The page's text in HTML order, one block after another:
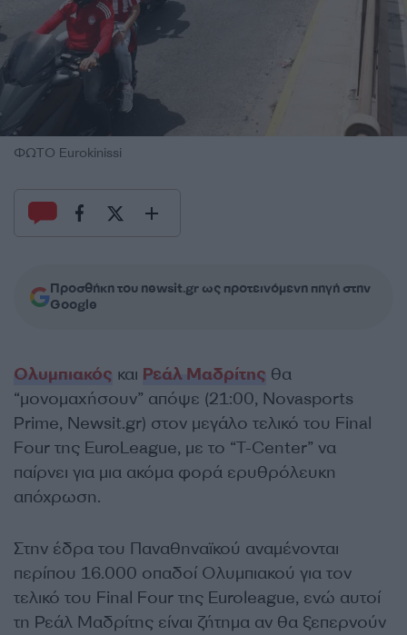
ΦΩΤΟ Eurokinissi
Προσθήκη του newsit.gr ως προτεινόμενη πηγή στην
Google
Ολυμπιακός και Ρεάλ Μαδρίτης θα
“μονομαχήσουν” απόψε (21:00, Novasports
Prime, Newsit.gr) στον μεγάλο τελικό του Final
Four της EuroLeague, με το “T-Center” να
παίρνει για μια ακόμα φορά ερυθρόλευκη
απόχρωση.
Στην έδρα του Παναθηναϊκού αναμένονται
περίπου 16.000 οπαδοί Ολυμπιακού για τον
τελικό του Final Four της Euroleague, ενώ αυτοί
τη Ρεάλ Μαδρίτης είναι ζήτημα αν θα ξεπερνούν